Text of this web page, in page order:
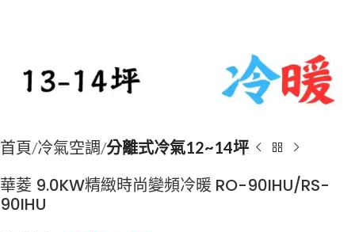
首頁 冷氣空調 分離式冷氣12~14坪
華菱 9.0KW精緻時尚變頻冷暖 RO-90IHU/RS-
90IHU